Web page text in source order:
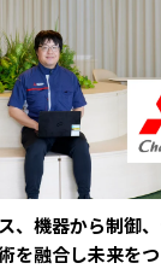
、機器から制御
を融合し未来を